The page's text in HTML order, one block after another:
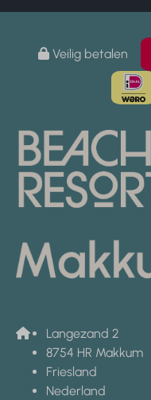
Veilig betalen
Langezand 2
8754 HR Makkum
Friesland
Nederland